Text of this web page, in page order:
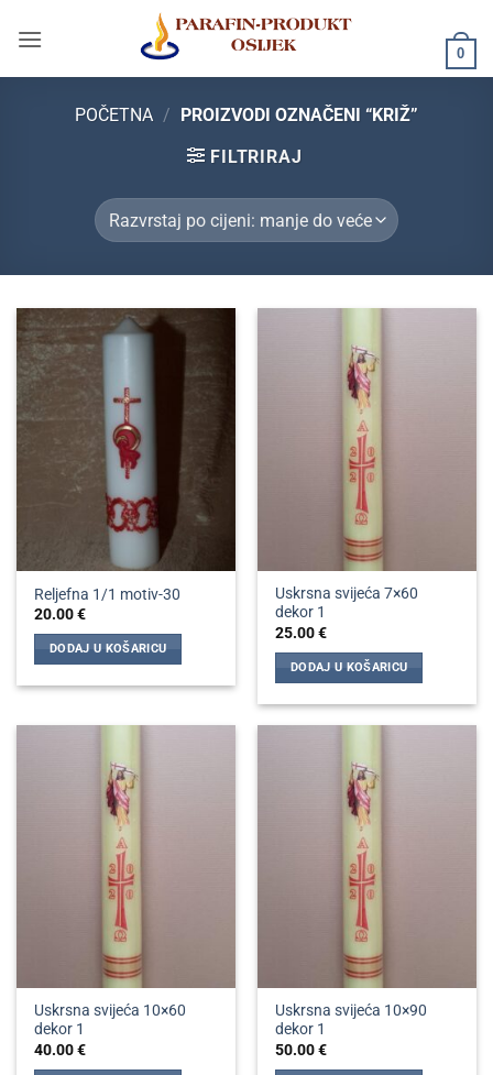
0
POČETNA / PROIZVODI OZNAČENI “KRIŽ”
FILTRIRAJ
Reljefna 1/1 motiv-30
20.00€
DODAJ U KOŠARICU
Uskrsna svijeća 7×60
dekor 1
25.00€
DODAJ U KOŠARICU
Uskrsna svijeća 10×60
dekor 1
40.00€
Uskrsna svijeća 10×90
dekor 1
50.00€